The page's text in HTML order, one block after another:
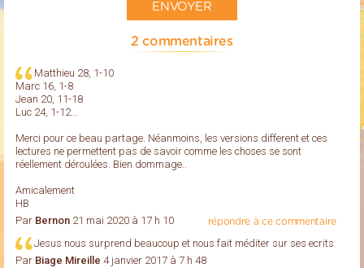
2 commentaires
Matthieu 28, 1-10
Marc 16, 1-8
Jean 20, 11-18
Luc 24, 1-12...
Merci pour ce beau partage. Néanmoins, les versions different et ces
lectures ne permettent pas de savoir comme les choses se sont
réellement déroulées. Bien dommage..
Amicalement
HB
Par Bernon 21 mai 2020 à 17 h 10 répondre à ce commentaire
Jesus nous surprend beaucoup et nous fait méditer sur ses ecrits
Par Biage Mireille 4 janvier 2017 à 7 h 48